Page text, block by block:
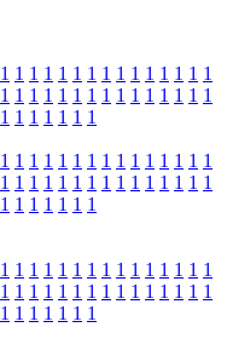
1 1 1 1 1 1 1 1 1 1 1 1 1 1 1
1 1 1 1 1 1 1 1 1 1 1 1 1 1 1
1 1 1 1 1 1 1
1 1 1 1 1 1 1 1 1 1 1 1 1 1 1
1 1 1 1 1 1 1 1 1 1 1 1 1 1 1
1 1 1 1 1 1 1
1 1 1 1 1 1 1 1 1 1 1 1 1 1 1
1 1 1 1 1 1 1 1 1 1 1 1 1 1 1
1 1 1 1 1 1 1